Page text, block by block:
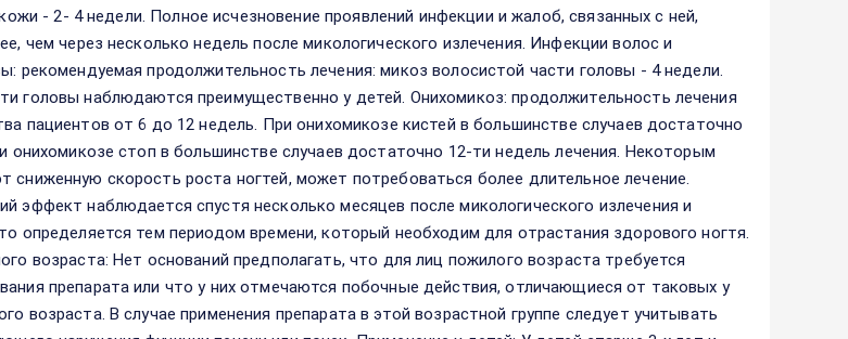
- 2- 4 недели. Полное исчезновение проявлений инфекции и жалоб, связанных с ней,
чем через несколько недель после микологического излечения. Инфекции волос и
рекомендуемая продолжительность лечения: микоз волосистой части головы - 4 недели.
головы наблюдаются преимущественно у детей. Онихомикоз: продолжительность лечения
пациентов от 6 до 12 недель. При онихомикозе кистей в большинстве случаев достаточно
онихомикозе стоп в большинстве случаев достаточно 12-ти недель лечения. Некоторым
скорость роста ногтей, может потребоваться более длительное лечение.
эффект наблюдается спустя несколько месяцев после микологического излечения и
определяется тем периодом времени, который необходим для отрастания здорового ногтя.
возраста: Нет оснований предполагать, что для лиц пожилого возраста требуется
препарата или что у них отмечаются побочные действия, отличающиеся от таковых у
возраста. В случае применения препарата в этой возрастной группе следует учитывать